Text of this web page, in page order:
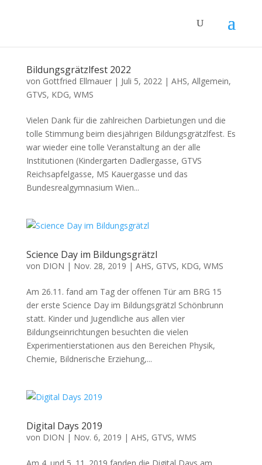
Bildungsgrätzlfest 2022
von Gottfried Ellmauer| Juli 5, 2022| AHS, Allgemein,
GTVS, KDG, WMS
Vielen Dank für die zahlreichen Darbietungen und die
tolle Stimmung beim diesjährigen Bildungsgrätzlfest. Es
war wieder eine tolle Veranstaltung an der alle
Institutionen (Kindergarten Dadlergasse, GTVS
Reichsapfelgasse, MS Kauergasse und das
Bundesrealgymnasium Wien...
Science Day im Bildungsgrätzl
von DION | Nov. 28, 2019 | AHS, GTVS, KDG, WMS
Am 26.11. fand am Tag der offenen Tür am BRG 15
der erste Science Day im Bildungsgrätzl Schönbrunn
statt. Kinder und Jugendliche aus allen vier
Bildungseinrichtungen besuchten die vielen
Experimentierstationen aus den Bereichen Physik,
Chemie, Bildnerische Erziehung,...
Digital Days 2019
von DION | Nov. 6, 2019 | AHS, GTVS, WMS